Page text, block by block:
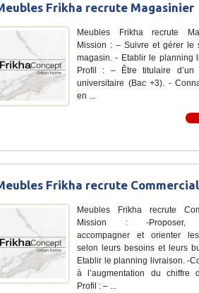
Frikha recrute Magasinier
Meubles Frikha recrute
Mission : – Suivre et gérer le
magasin. - Etablir le planning
Profil : – Être titulaire d’un
universitaire (Bac +3). -
en ...
Frikha recrute Commercial
Meubles Frikha recrute
Mission : -Proposer,
accompagner et orienter
selon leurs besoins et leurs
Etablir le planning livraison. -
à l’augmentation du chiffre
Profil : – ...